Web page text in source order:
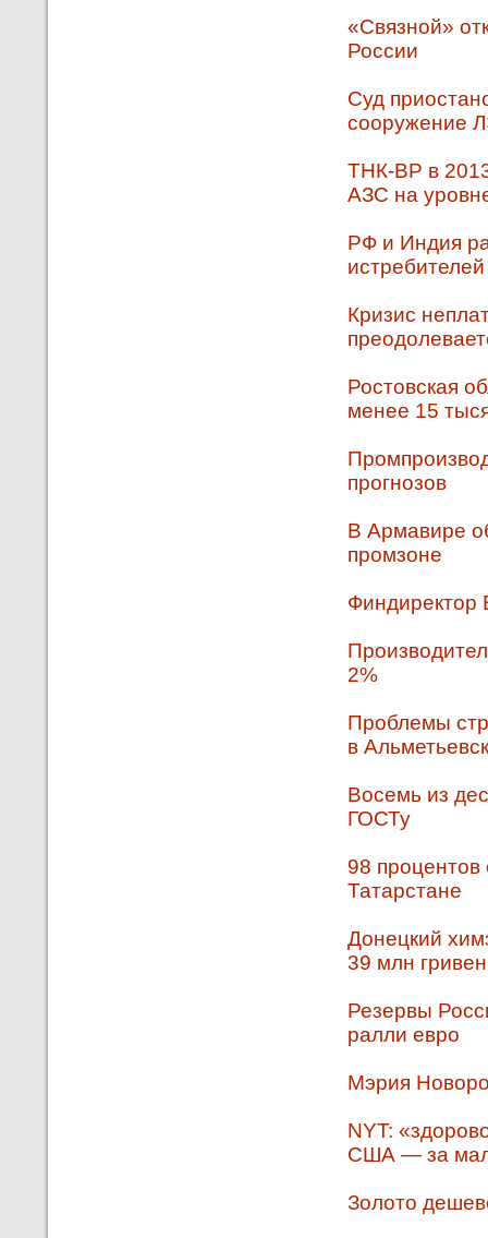
«Связной»
России
Суд
сооружение
ТНК-ВР в
АЗС на
РФ и Индия
истребителей
Кризис
Ростовская
менее 15
прогнозов
В Армавире
промзоне
Финдиректор
2%
Проблемы
в
Восемь из
ГОСТу
98 процентов
Татарстане
Донецкий
39 млн гривен
Резервы
ралли евро
Мэрия
NYT:
США — за
Золото